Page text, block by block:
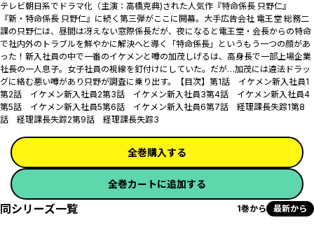
テレビ朝日系でドラマ化（主演：高橋克典)された人気作『特命係長 只野仁』
『新・特命係長 只野仁』に続く第三弾がここに開幕。大手広告会社 電王堂 総務二
課の只野仁は、昼間は冴えない窓際係長だが、夜になると電王堂・会長からの特命
で社内外のトラブルを鮮やかに解決へと導く「特命係長」というもう一つの顔があ
った――！新入社員の中で一番のイケメンと噂の加茂しげるは、高身長で一部上場企業
社長の一人息子。女子社員の視線を釘付けにしていた。だが…加茂には違法ドラッ
グに絡む悪い噂があり只野が調査に乗り出す。【目次】第1話 イケメン新入社員1
第2話 イケメン新入社員2第3話 イケメン新入社員3第4話 イケメン新入社員4
第5話 イケメン新入社員5第6話 イケメン新入社員6第7話 経理課長失踪1第8
話 経理課長失踪2第9話 経理課長失踪3
全巻購入する
全巻カートに追加する
同シリーズ一覧 1巻から 最新から